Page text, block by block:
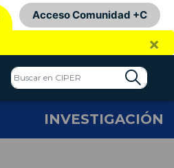
Acceso Comunidad +C
×
INVESTIGACIÓN